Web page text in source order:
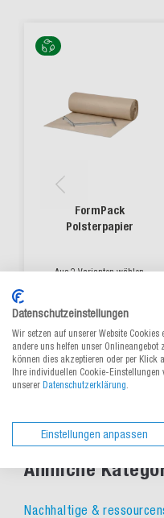
FormPack
Polsterpapier
Aus 2 Varianten wählen
lieferbar
Ähnliche
Nachhaltige &
Datenschutzeinstellungen
Wir setzen auf unserer Website
andere uns helfen unser
können dies akzeptieren oder per Klick
Ihre individuellen Cookie-
unserer Datenschutzerklärung.
Einstellungen anpassen